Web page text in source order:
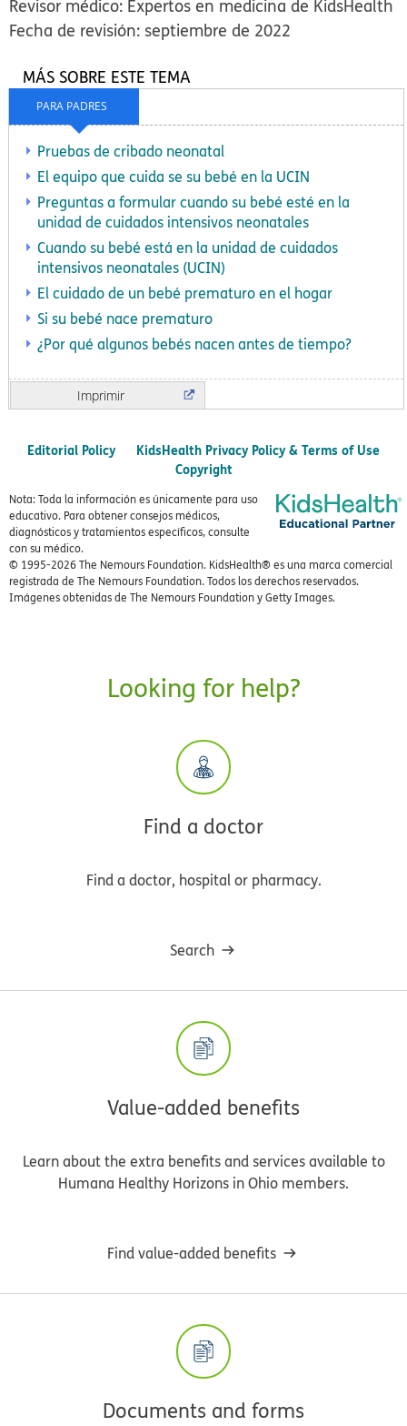
Revisor médico: Expertos en medicina de KidsHealth
Fecha de revisión: septiembre de 2022
PARA PADRES
MÁS SOBRE ESTE TEMA
Pruebas de cribado neonatal
El equipo que cuida se su bebé en la UCIN
Preguntas a formular cuando su bebé esté en la
unidad de cuidados intensivos neonatales
Cuando su bebé está en la unidad de cuidados
intensivos neonatales (UCIN)
El cuidado de un bebé prematuro en el hogar
Si su bebé nace prematuro
¿Por qué algunos bebés nacen antes de tiempo?
Imprimir
Editorial Policy
KidsHealth Privacy Policy & Terms of Use
Copyright
Nota: Toda la información es únicamente para uso
educativo. Para obtener consejos médicos,
diagnósticos y tratamientos específicos, consulte
con su médico.
© 1995-2026 The Nemours Foundation. KidsHealth® es una marca comercial
registrada de The Nemours Foundation. Todos los derechos reservados.
Imágenes obtenidas de The Nemours Foundation y Getty Images.
Looking for help?
Find a doctor
Find a doctor, hospital or pharmacy.
Search
Value-added benefits
Learn about the extra benefits and services available to
Humana Healthy Horizons in Ohio members.
Find value-added benefits
Documents and forms